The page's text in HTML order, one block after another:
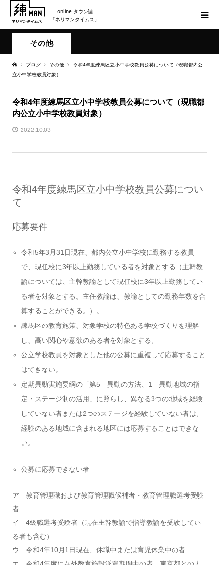
online タウン誌
「ネリマンタイムス」
その他
ブログ その他
令和4年度練馬区立小中学校教員公募について（現職都内公
立小中学校教員対象）
令和4年度練馬区立小中学校教員公募について（現職都
内公立小中学校教員対象）
2022.10.03
令和4年度練馬区立小中学校教員公募につい
て
応募要件
令和5年3月31日現在、都内公立小中学校に勤務する教員
で、現任校に3年以上勤務している者を対象とする（主幹教
諭については、主幹教諭として現任校に3年以上勤務してい
る者を対象とする。主任教諭は、教諭としての勤務年数を合
算することができる。）。
練馬区の教育施策、対象学校の特色ある学校づくりを理解
し、高い関心や意欲のある者を対象とする。
公立学校教員を対象とした他の公募に重複して応募すること
はできない。
定期異動実施要綱の「第5 異動の方法、1 異動地域の指
定・ステージ制の活用」に照らし、異なる3つの地域を経験
していない者または2つのステージを経験していない者は、
経験のある地域に含まれる地区には応募することはできな
い。
公募に応募できない者
ア 教育管理職および教育管理職候補者・教育管理職選考受験
者
イ 4級職選考受験者（現在主幹教諭で指導教諭を受験してい
る者も含む）
ウ 令和4年10月1日現在、休職中または育児休業中の者